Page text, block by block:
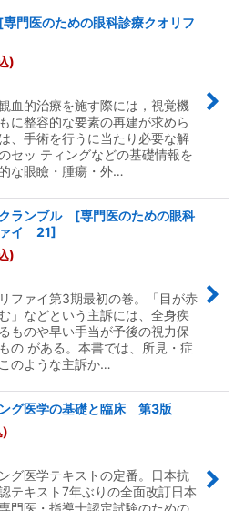
門医のための眼科診療クオリフ
)
血的治療を施す際には，視覚機
に整容的な要素の再建が求めら
、手術を行うに当たり必要な解
セッ ティングなどの基礎情報を
な眼瞼・腫瘍・外…
ランブル [専門医のための眼科
ァイ 21]
)
ファイ第3期最初の巻。「目が赤
」などという主訴には、全身疾
ものや早い手当が予後の視力保
の がある。本書では、所見・症
のような主訴か…
グ医学の基礎と臨床 第3版
)
グ医学テキストの定番。日本抗
テキスト7年ぶりの全面改訂日本
門医・指導士認定試験のための